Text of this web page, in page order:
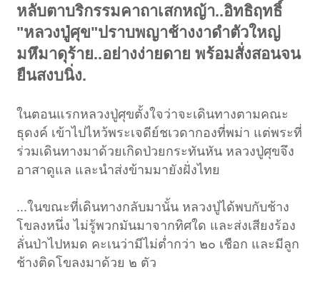
หลับตาบริกรรมคาถาเสกหญ้า..อิทธิฤทธิ์
"หลวงปู่ศุข"ปราบพญาช้างงาดำตัวใหญ่
มหึมาดุร้าย..อย่างง่ายดาย พร้อมสั่งสอนจน
ยืนสงบนิ่ง.
ในตอนแรกหลวงปู่ศุขตั้งใจว่าจะเดินทางตามคณะ
ธุดงค์ เข้าไปไหว้พระเจดีย์ชเวดากองที่พม่า แต่พระที่
ร่วมเดินทางมาด้วยเกิดป่วยกระทันหัน หลวงปู่ศุขจึง
อาสาดูแล และนำส่งข้ามมายังฝั่งไทย
...ในขณะที่เดินทางกลับมานั้น หลวงปู่ได้พบกับช้าง
โขลงหนึ่ง ไม่รู้พวกมันมาจากทิศใด และส่งเสียงร้อง
ลั่นป่าไปหมด คะเนว่ามีไม่ต่ำกว่า ๒๐ เชือก และมีลูก
ช้างติดโขลงมาด้วย ๒ ตัว